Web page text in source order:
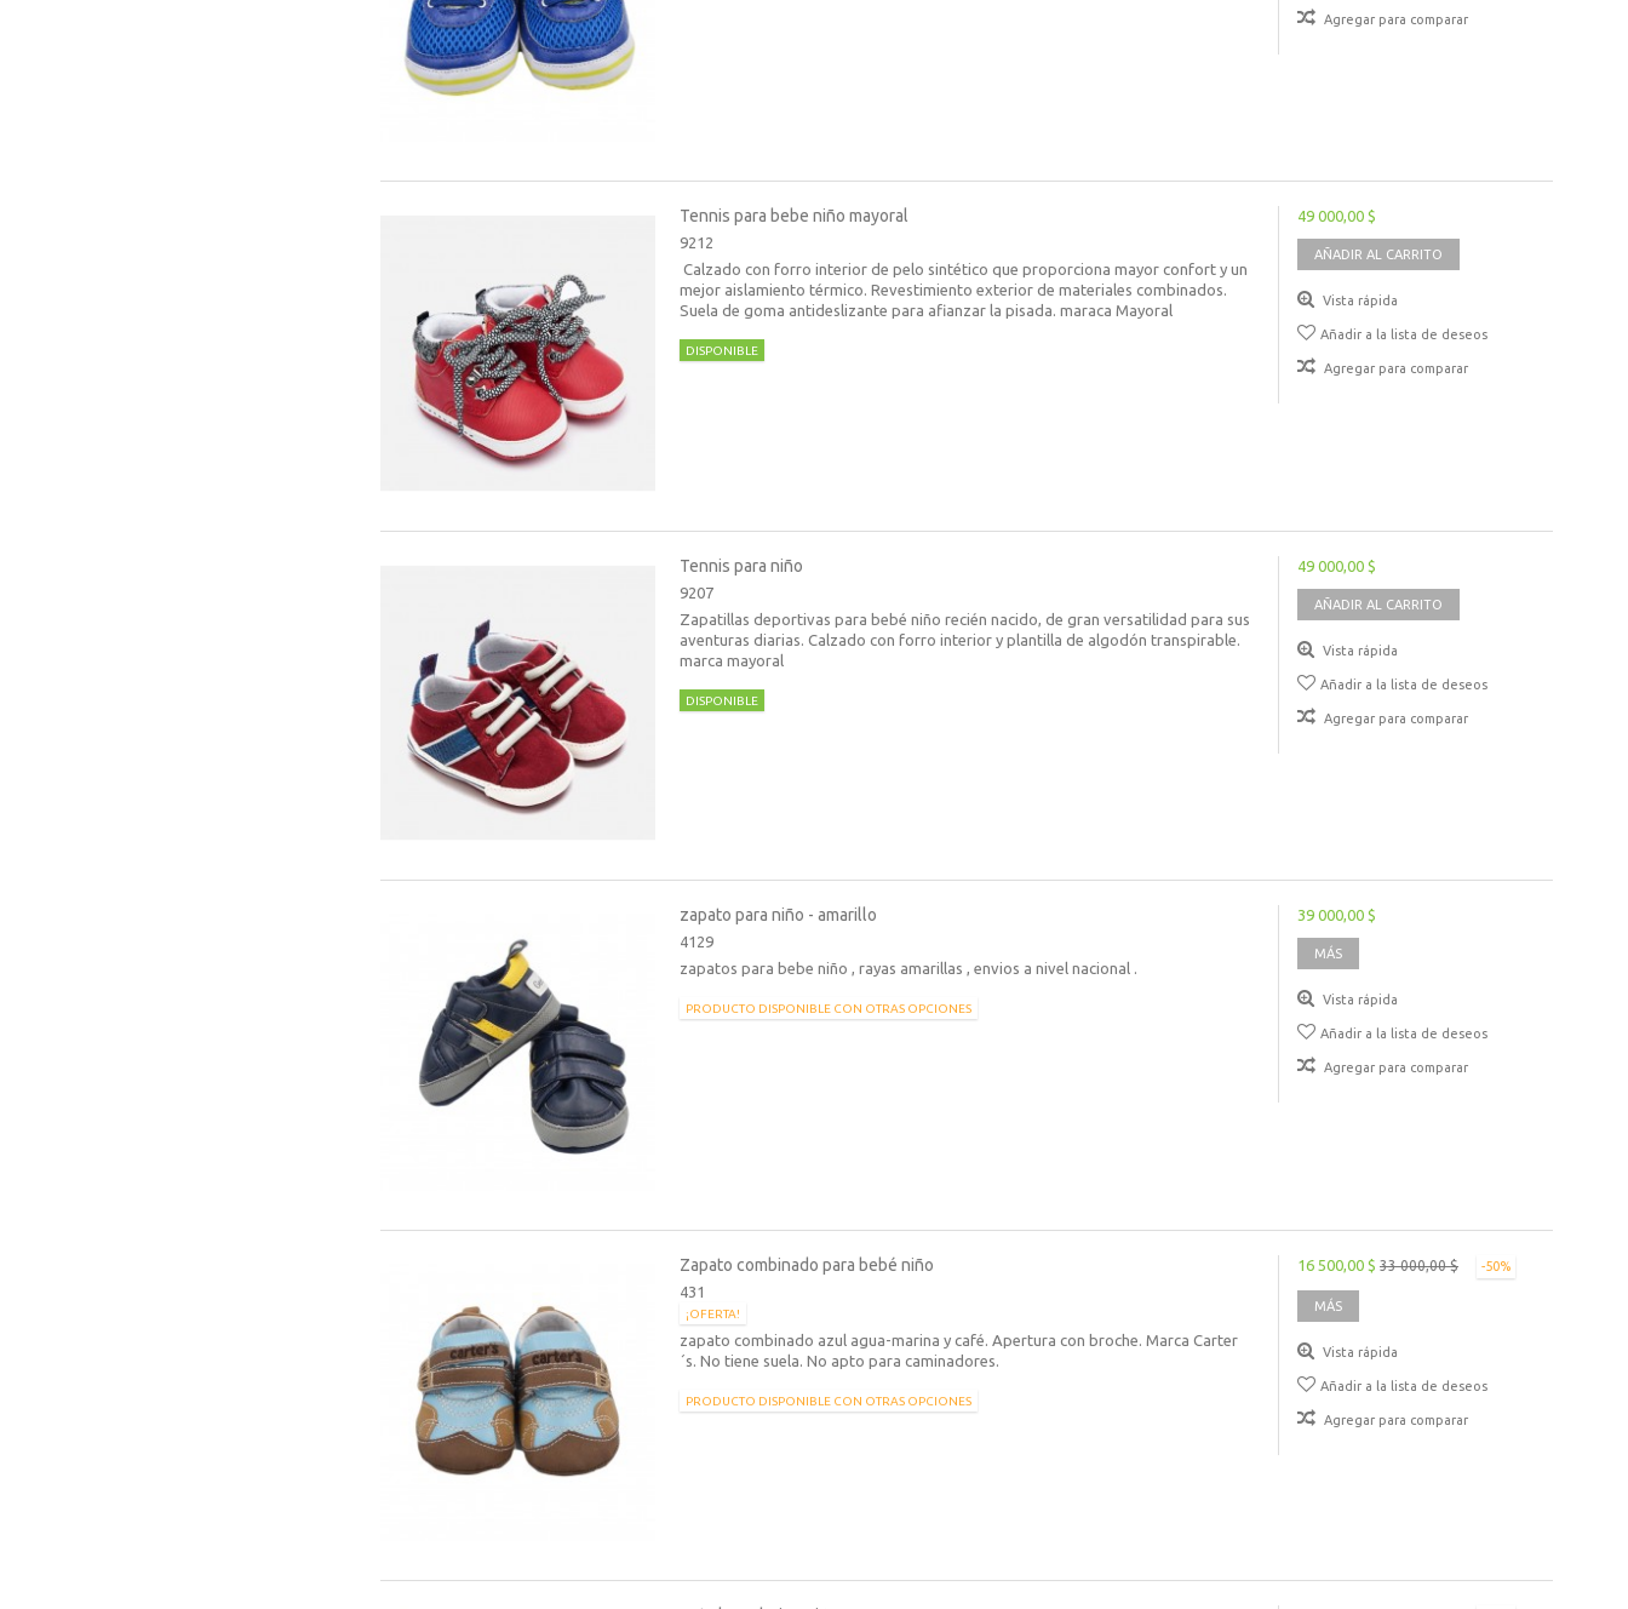
Agregar para comparar
Tennis para bebe niño mayoral
9212
Calzado con forro interior de pelo sintético que proporciona mayor confort y un
mejor aislamiento térmico. Revestimiento exterior de materiales combinados.
Suela de goma antideslizante para afianzar la pisada. maraca Mayoral
DISPONIBLE
49 000,00 $
AÑADIR AL CARRITO
Vista rápida
Añadir a la lista de deseos
Agregar para comparar
Tennis para niño
9207
Zapatillas deportivas para bebé niño recién nacido, de gran versatilidad para sus
aventuras diarias. Calzado con forro interior y plantilla de algodón transpirable.
marca mayoral
DISPONIBLE
49 000,00 $
AÑADIR AL CARRITO
Vista rápida
Añadir a la lista de deseos
Agregar para comparar
zapato para niño - amarillo
4129
zapatos para bebe niño , rayas amarillas , envios a nivel nacional .
PRODUCTO DISPONIBLE CON OTRAS OPCIONES
39 000,00 $
MÁS
Vista rápida
Añadir a la lista de deseos
Agregar para comparar
Zapato combinado para bebé niño
431
¡OFERTA!
zapato combinado azul agua-marina y café. Apertura con broche. Marca Carter
´s. No tiene suela. No apto para caminadores.
PRODUCTO DISPONIBLE CON OTRAS OPCIONES
16 500,00 $ 33 000,00 $ -50%
MÁS
Vista rápida
Añadir a la lista de deseos
Agregar para comparar